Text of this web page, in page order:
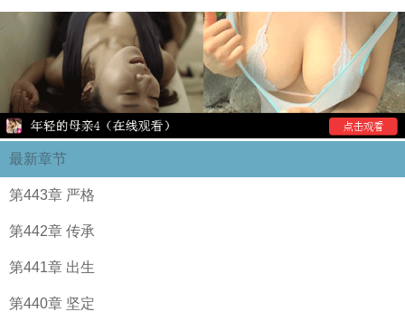
最新章节
第443章 严格
第442章 传承
第441章 出生
第440章 坚定